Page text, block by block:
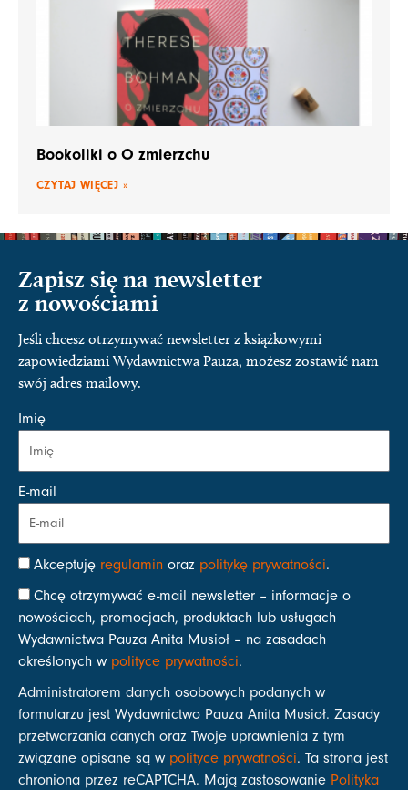
Bookoliki o O zmierzchu
CZYTAJ WIĘCEJ »
Zapisz się na newsletter
z nowościami
Jeśli chcesz otrzymywać newsletter z książkowymi
zapowiedziami Wydawnictwa Pauza, możesz zostawić nam
swój adres mailowy.
Imię
E-mail
Akceptuję regulamin oraz politykę prywatności.
Chcę otrzymywać e-mail newsletter – informacje o
nowościach, promocjach, produktach lub usługach
Wydawnictwa Pauza Anita Musioł – na zasadach
określonych w polityce prywatności.
Administratorem danych osobowych podanych w
formularzu jest Wydawnictwo Pauza Anita Musioł. Zasady
przetwarzania danych oraz Twoje uprawnienia z tym
związane opisane są w polityce prywatności. Ta strona jest
chroniona przez reCAPTCHA. Mają zastosowanie Polityka